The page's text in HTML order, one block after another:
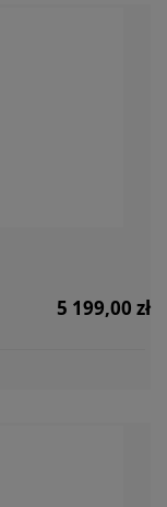
5 199,00 zł